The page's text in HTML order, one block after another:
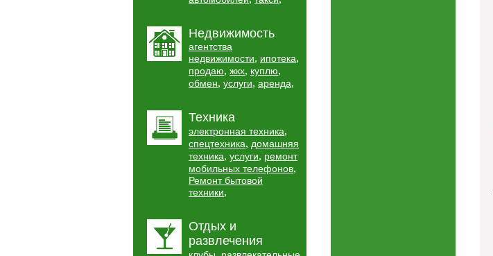
Недвижимость
агентства
недвижимости, ипотека,
продаю, жкх, куплю,
обмен, услуги, аренда,
Техника
электронная техника,
спецтехника, домашняя
техника, услуги, ремонт
мобильных телефонов,
Ремонт бытовой
техники,
Отдых и
развлечения